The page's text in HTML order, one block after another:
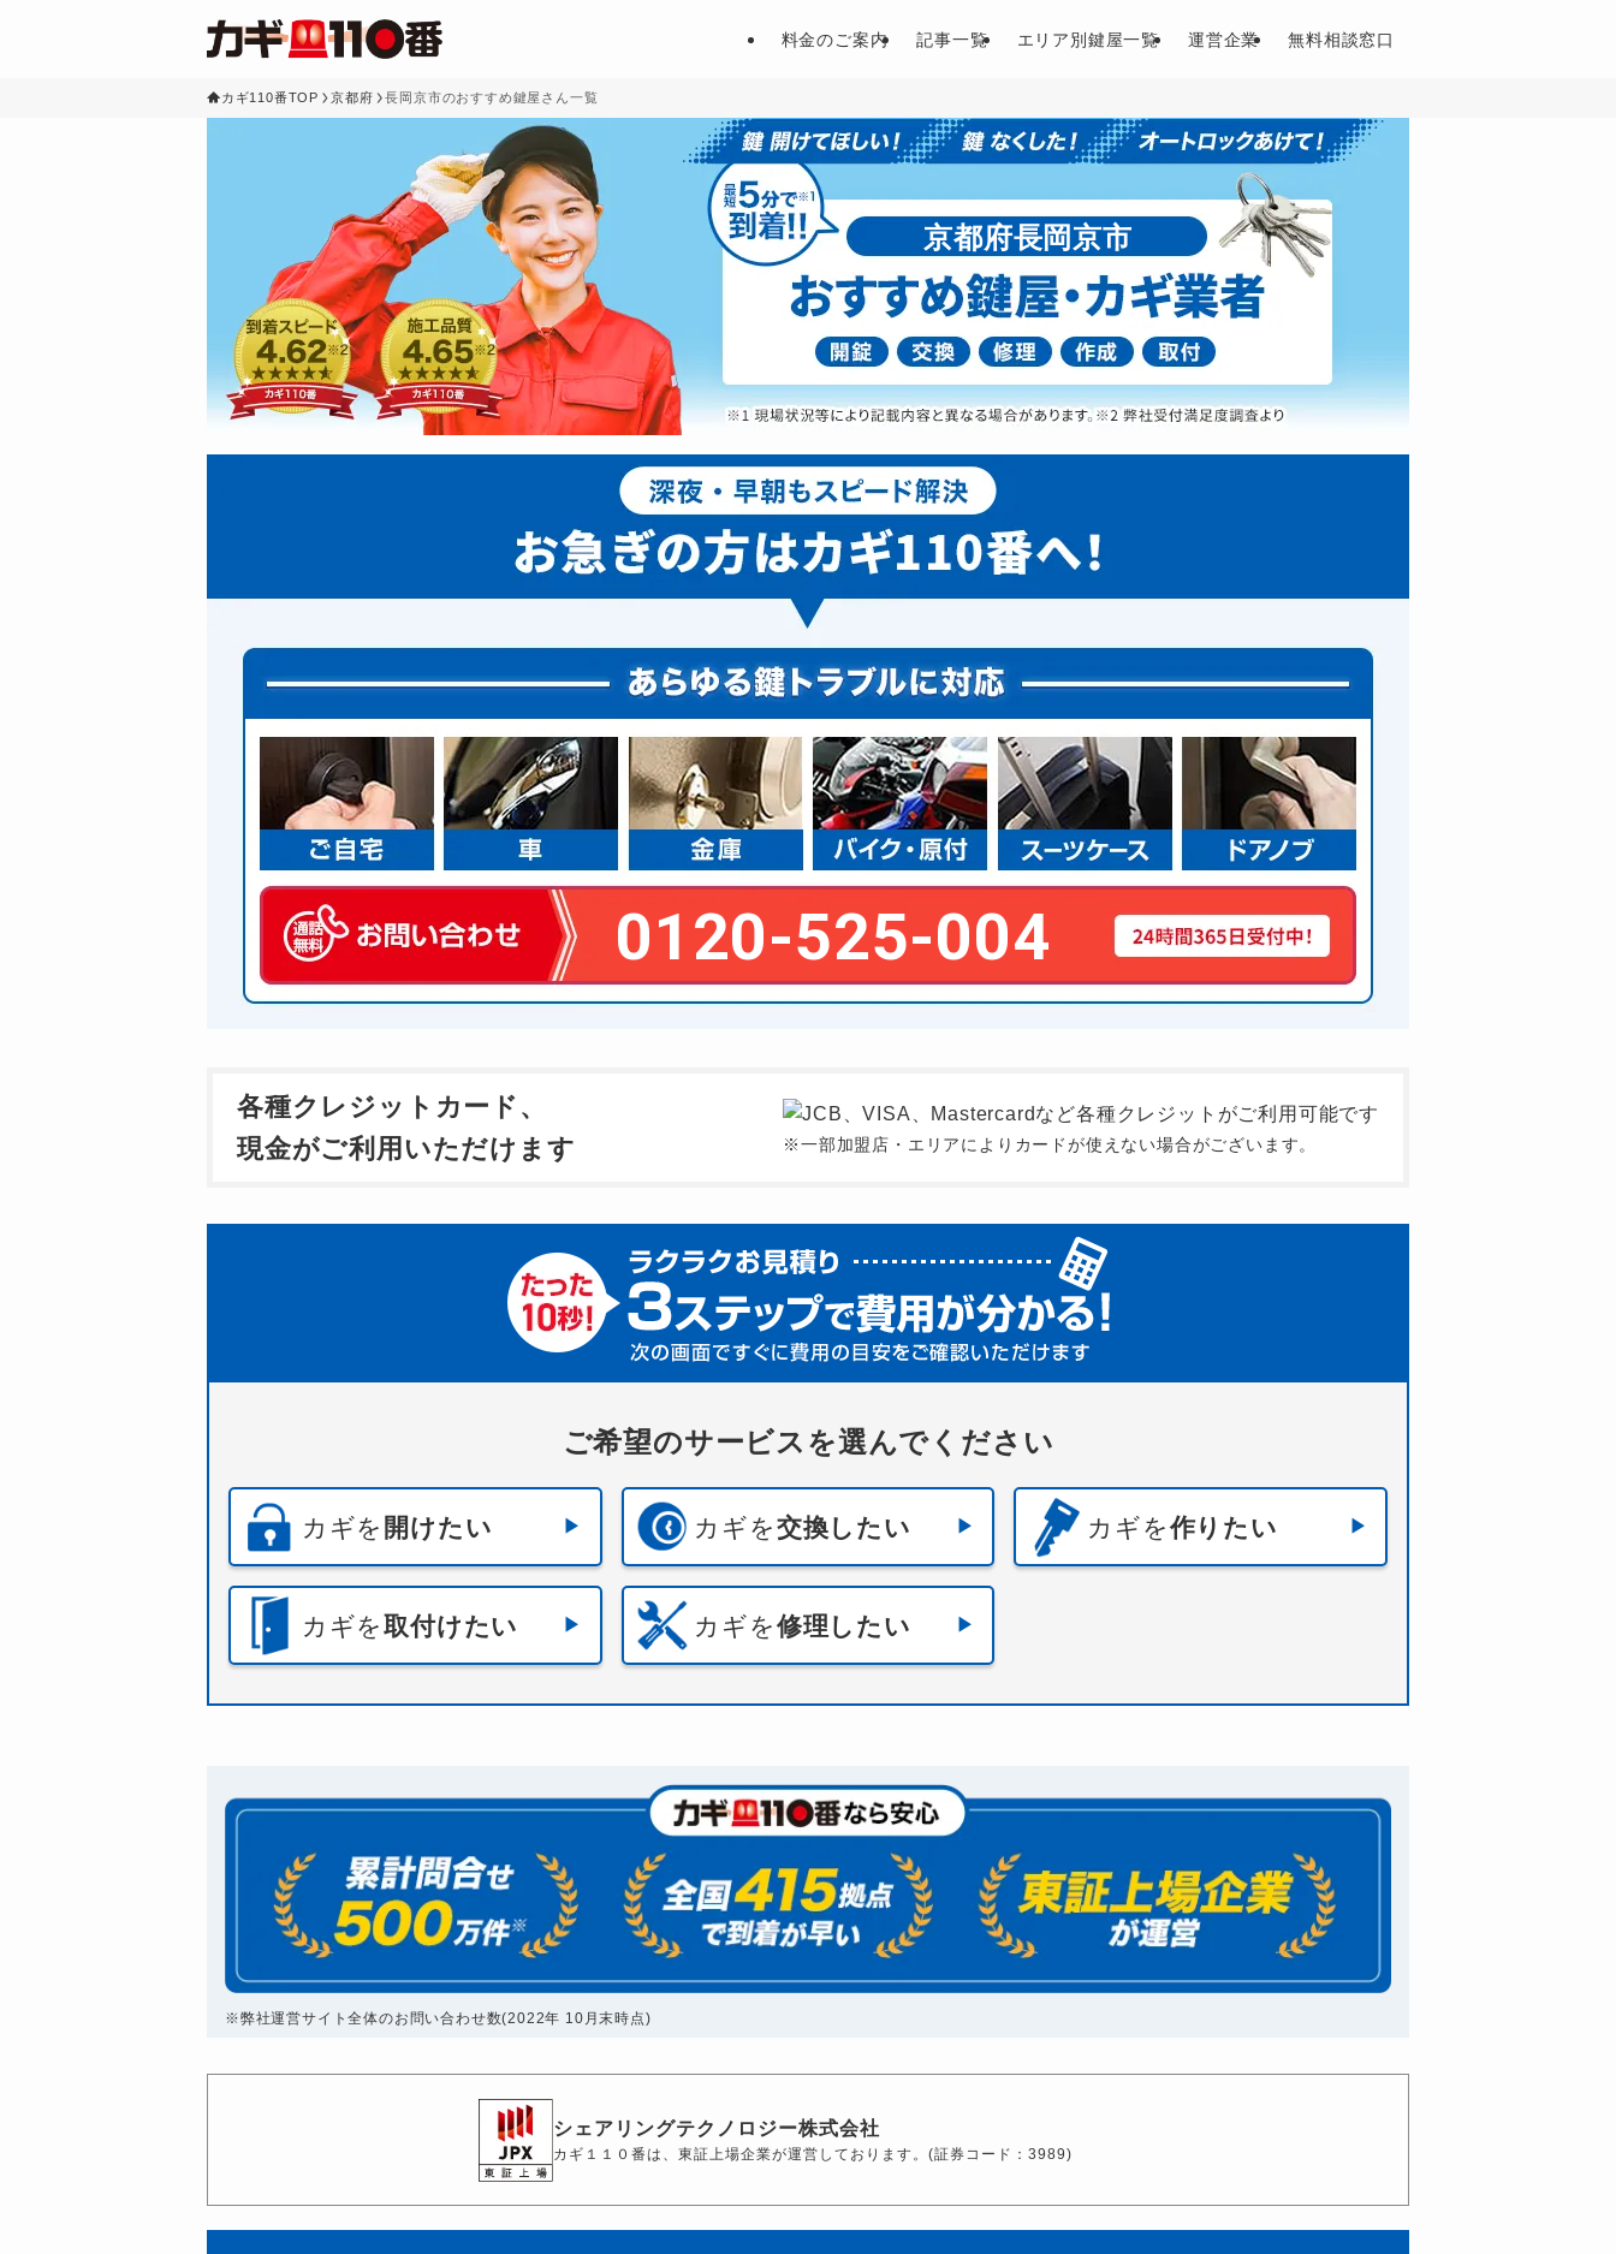
料金のご案内 記事一覧 エリア別鍵屋一覧 運営企業 無料相談窓口
カギ110番TOP 京都府 長岡京市のおすすめ鍵屋さん一覧
京都府長岡京市
0120-525-004
各種クレジットカード、
現金がご利用いただけます
※一部加盟店・エリアによりカードが使えない場合がございます。
ご希望のサービスを選んでください
カギを 開けたい カギを交換したい カギを作りたい
カギを取付けたい カギを修理したい
※弊社運営サイト全体のお問い合わせ数(2022年 10月末時点)
シェアリングテクノロジー株式会社
カギ１１０番は、東証上場企業が運営しております。(証券コード：3989)